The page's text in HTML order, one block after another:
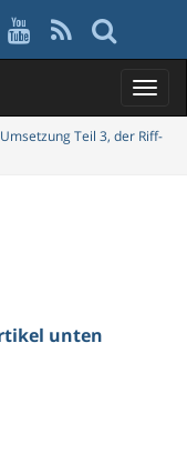
S
Teil 3, der Riff-
unten